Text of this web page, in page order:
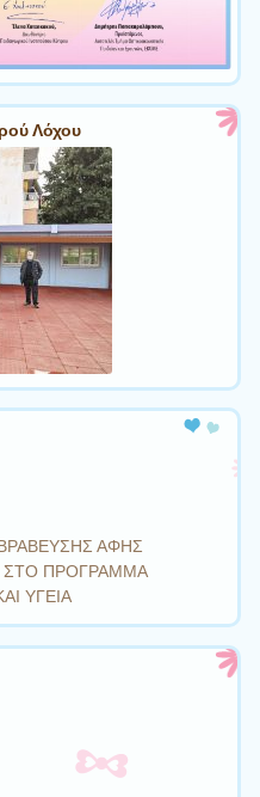
Λόχου
ΑΦΗΣ
ΣΤΟ ΠΡΟΓΡΑΜΜΑ
ΥΓΕΙΑ